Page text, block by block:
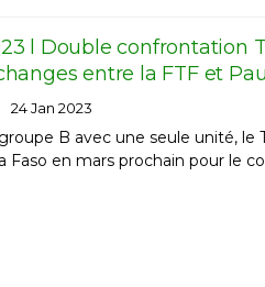
l Double confrontation
entre la FTF et
24 Jan 2023
B avec une seule unité, le
Faso en mars prochain pour le